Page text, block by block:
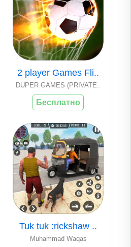
2 player Games Fli..
DUPER GAMES (PRIVATE..
Бесплатно
Tuk tuk :rickshaw ..
Muhammad Waqas